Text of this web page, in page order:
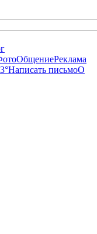
ОбщениеРеклама
Написать письмоО